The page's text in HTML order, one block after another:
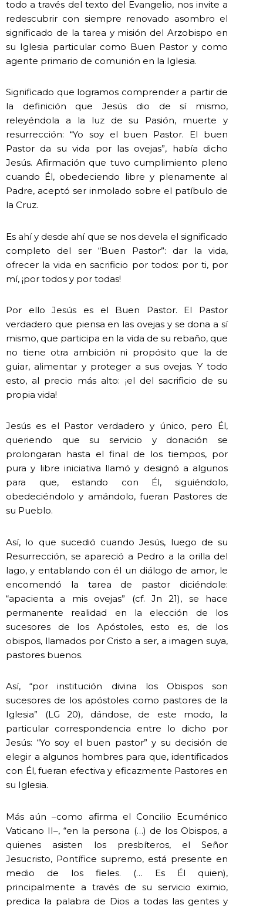
todo a través del texto del Evangelio, nos invite a
redescubrir con siempre renovado asombro el
significado de la tarea y misión del Arzobispo en
su Iglesia particular como Buen Pastor y como
agente primario de comunión en la Iglesia.
Significado que logramos comprender a partir de
la definición que Jesús dio de sí mismo,
releyéndola a la luz de su Pasión, muerte y
resurrección: “Yo soy el buen Pastor. El buen
Pastor da su vida por las ovejas”, había dicho
Jesús. Afirmación que tuvo cumplimiento pleno
cuando Él, obedeciendo libre y plenamente al
Padre, aceptó ser inmolado sobre el patíbulo de
la Cruz.
Es ahí y desde ahí que se nos devela el significado
completo del ser “Buen Pastor”: dar la vida,
ofrecer la vida en sacrificio por todos: por ti, por
mí, ¡por todos y por todas!
Por ello Jesús es el Buen Pastor. El Pastor
verdadero que piensa en las ovejas y se dona a sí
mismo, que participa en la vida de su rebaño, que
no tiene otra ambición ni propósito que la de
guiar, alimentar y proteger a sus ovejas. Y todo
esto, al precio más alto: ¡el del sacrificio de su
propia vida!
Jesús es el Pastor verdadero y único, pero Él,
queriendo que su servicio y donación se
prolongaran hasta el final de los tiempos, por
pura y libre iniciativa llamó y designó a algunos
para que, estando con Él, siguiéndolo,
obedeciéndolo y amándolo, fueran Pastores de
su Pueblo.
Así, lo que sucedió cuando Jesús, luego de su
Resurrección, se apareció a Pedro a la orilla del
lago, y entablando con él un diálogo de amor, le
encomendó la tarea de pastor diciéndole:
“apacienta a mis ovejas” (cf. Jn 21), se hace
permanente realidad en la elección de los
sucesores de los Apóstoles, esto es, de los
obispos, llamados por Cristo a ser, a imagen suya,
pastores buenos.
Así, “por institución divina los Obispos son
sucesores de los apóstoles como pastores de la
Iglesia” (LG 20), dándose, de este modo, la
particular correspondencia entre lo dicho por
Jesús: “Yo soy el buen pastor” y su decisión de
elegir a algunos hombres para que, identificados
con Él, fueran efectiva y eficazmente Pastores en
su Iglesia.
Más aún –como afirma el Concilio Ecuménico
Vaticano II–, “en la persona (…) de los Obispos, a
quienes asisten los presbíteros, el Señor
Jesucristo, Pontífice supremo, está presente en
medio de los fieles. (… Es Él quien),
principalmente a través de su servicio eximio,
predica la palabra de Dios a todas las gentes y